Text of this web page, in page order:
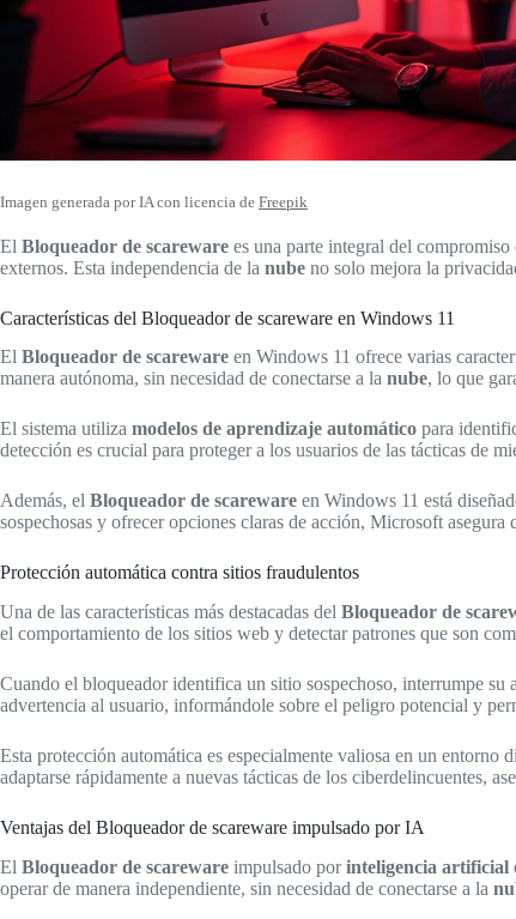
Imagen generada por IA con licencia de Freepik
El Bloqueador de scareware es una parte integral del
externos. Esta independencia de la nube no solo mejora la
Características del Bloqueador de scareware en Windows 11
El Bloqueador de scareware en Windows 11 ofrece varias
manera autónoma, sin necesidad de conectarse a la nube, lo que
El sistema utiliza modelos de aprendizaje automático para
detección es crucial para proteger a los usuarios de las tácticas de
Además, el Bloqueador de scareware en Windows 11 está
sospechosas y ofrecer opciones claras de acción, Microsoft
Protección automática contra sitios fraudulentos
Una de las características más destacadas del Bloqueador de
el comportamiento de los sitios web y detectar patrones que son
Cuando el bloqueador identifica un sitio sospechoso, interrumpe
advertencia al usuario, informándole sobre el peligro potencial y
Esta protección automática es especialmente valiosa en un
adaptarse rápidamente a nuevas tácticas de los ciberdelincuentes,
Ventajas del Bloqueador de scareware impulsado por IA
El Bloqueador de scareware impulsado porinteligencia artificial
operar de manera independiente, sin necesidad de conectarse a la